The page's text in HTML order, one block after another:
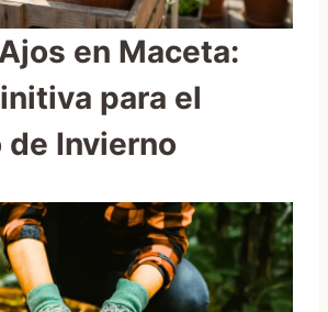
en Maceta:
para el
Invierno